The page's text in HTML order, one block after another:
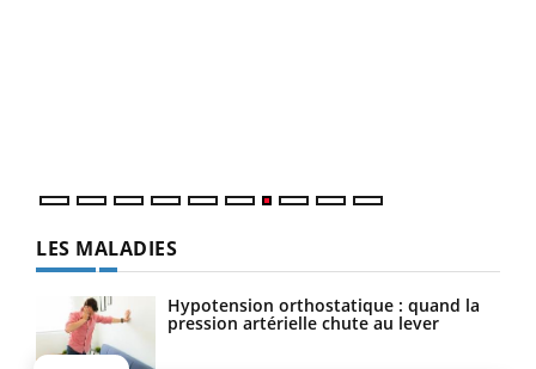
LES MALADIES
Hypotension orthostatique : quand la
pression artérielle chute au lever